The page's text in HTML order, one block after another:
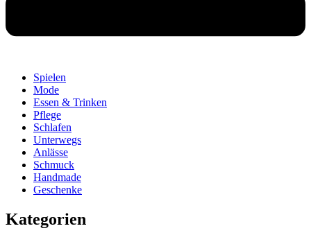
Spielen
Mode
Essen & Trinken
Pflege
Schlafen
Unterwegs
Anlässe
Schmuck
Handmade
Geschenke
Kategorien